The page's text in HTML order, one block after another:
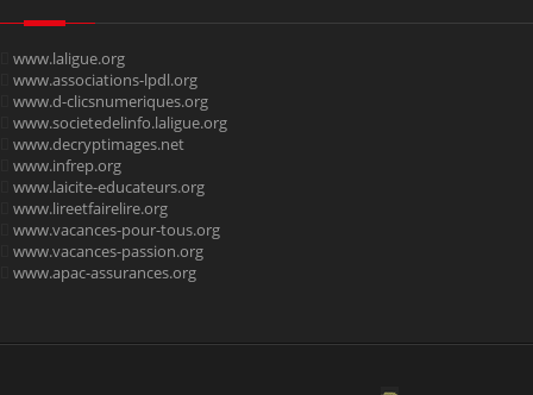
www.laligue.org
www.associations-lpdl.org
www.d-clicsnumeriques.org
www.societedelinfo.laligue.org
www.decryptimages.net
www.infrep.org
www.laicite-educateurs.org
www.lireetfairelire.org
www.vacances-pour-tous.org
www.vacances-passion.org
www.apac-assurances.org